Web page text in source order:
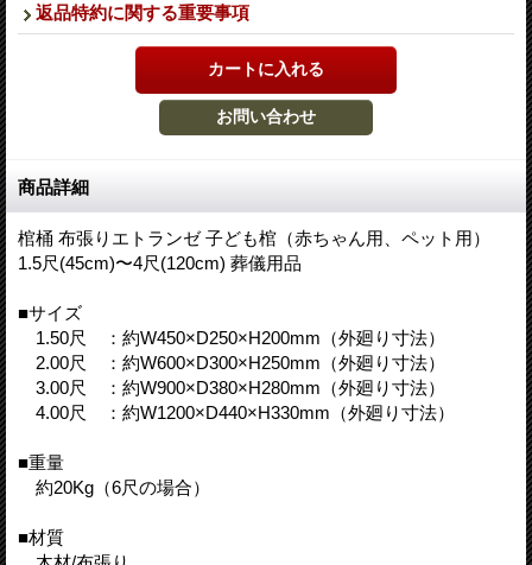
返品特約に関する重要事項
商品詳細
棺桶 布張りエトランゼ 子ども棺（赤ちゃん用、ペット用）
1.5尺(45cm)〜4尺(120cm) 葬儀用品
■サイズ
1.50尺 ：約W450×D250×H200mm（外廻り寸法）
2.00尺 ：約W600×D300×H250mm（外廻り寸法）
3.00尺 ：約W900×D380×H280mm（外廻り寸法）
4.00尺 ：約W1200×D440×H330mm（外廻り寸法）
■重量
約20Kg（6尺の場合）
■材質